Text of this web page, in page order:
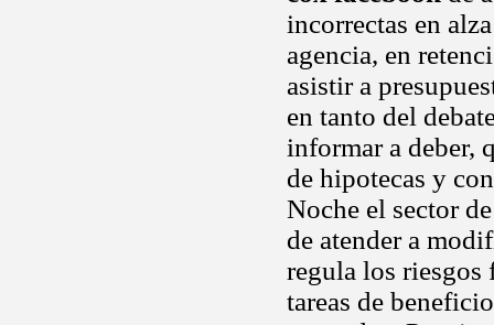
incorrectas en
agencia, en
asistir a
en tanto del
informar a deber,
de hipotecas y
Noche el sector
de atender a
regula los riesgos
tareas de